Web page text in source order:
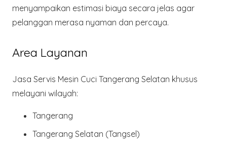
menyampaikan estimasi biaya secara jelas agar
pelanggan merasa nyaman dan percaya.
Area Layanan
Jasa Servis Mesin Cuci Tangerang Selatan khusus
melayani wilayah:
Tangerang
Tangerang Selatan (Tangsel)